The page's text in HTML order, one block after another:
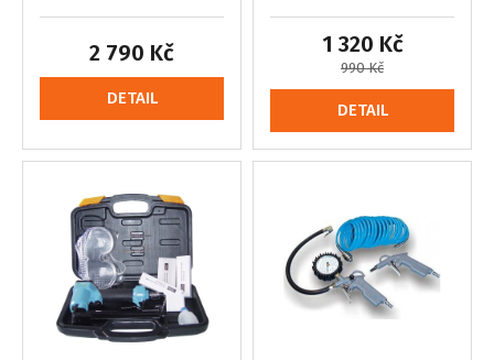
2 790 Kč
DETAIL
1 320 Kč
990 Kč
DETAIL